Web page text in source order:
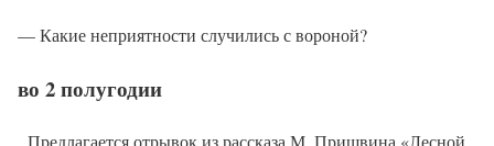
— Какие неприятности случились с вороной?
во 2 полугодии